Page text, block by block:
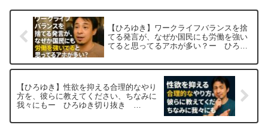
【ひろゆき】ワークライフバランスを捨
てる発言が、なぜか国民にも労働を強い
てると思ってるアホが多い？ー ひろゆ
【ひろゆき】性欲を抑える合理的なやり
方を、彼らに教えてください、ちなみに
我々にもー ひろゆき切り抜き